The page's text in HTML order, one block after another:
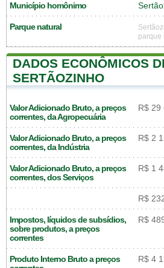
Município homônimo
Parque natural
parque
DADOS ECONÔMICOS
SERTÃOZINHO
Valor Adicionado Bruto, a preços
correntes, da Agropecuária
R$ 29
Valor Adicionado Bruto, a preços
correntes, da Indústria
R$ 2
Valor Adicionado Bruto, a preços
correntes, dos Serviços
R$ 1
R$
Impostos, líquidos de subsídios,
sobre produtos, a preços
correntes
R$
Produto Interno Bruto a preços
R$ 4